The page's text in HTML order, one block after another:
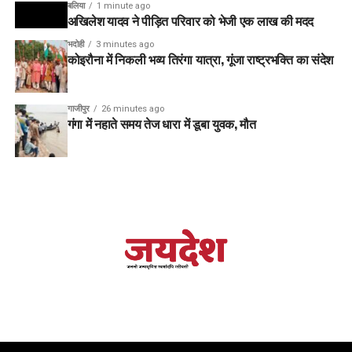
बलिया 1 minute ago
अखिलेश यादव ने पीड़ित परिवार को भेजी एक लाख की मदद
भदोही 3 minutes ago
कोइरौना में निकली भव्य तिरंगा यात्रा, गूंजा राष्ट्रभक्ति का संदेश
गाजीपुर 26 minutes ago
गंगा में नहाते समय तेज धारा में डूबा युवक, मौत